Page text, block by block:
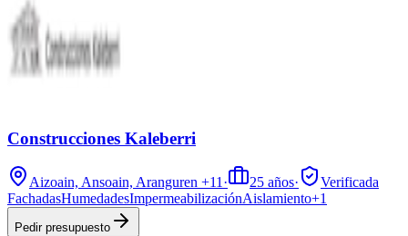
Construcciones Kaleberri
Aizoain, Ansoain, Aranguren +11 · 25 años·
Verificada
FachadasHumedadesImpermeabilizaciónAislamiento+1
Pedir presupuesto